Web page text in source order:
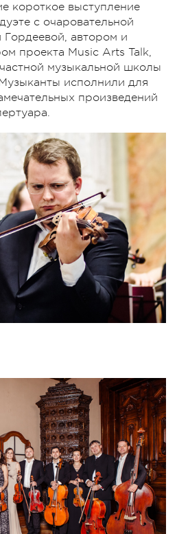
короткое выступление
с очаровательной
Гордеевой, автором и
проекта Music Arts Talk,
музыкальной школы
исполнили для
произведений